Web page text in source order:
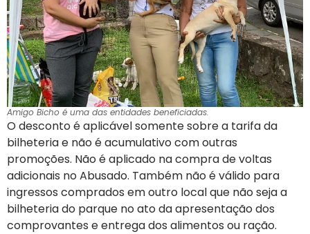
Amigo Bicho é uma das entidades beneficiadas.
O desconto é aplicável somente sobre a tarifa da
bilheteria e não é acumulativo com outras
promoções. Não é aplicado na compra de voltas
adicionais no Abusado. Também não é válido para
ingressos comprados em outro local que não seja a
bilheteria do parque no ato da apresentação dos
comprovantes e entrega dos alimentos ou ração.